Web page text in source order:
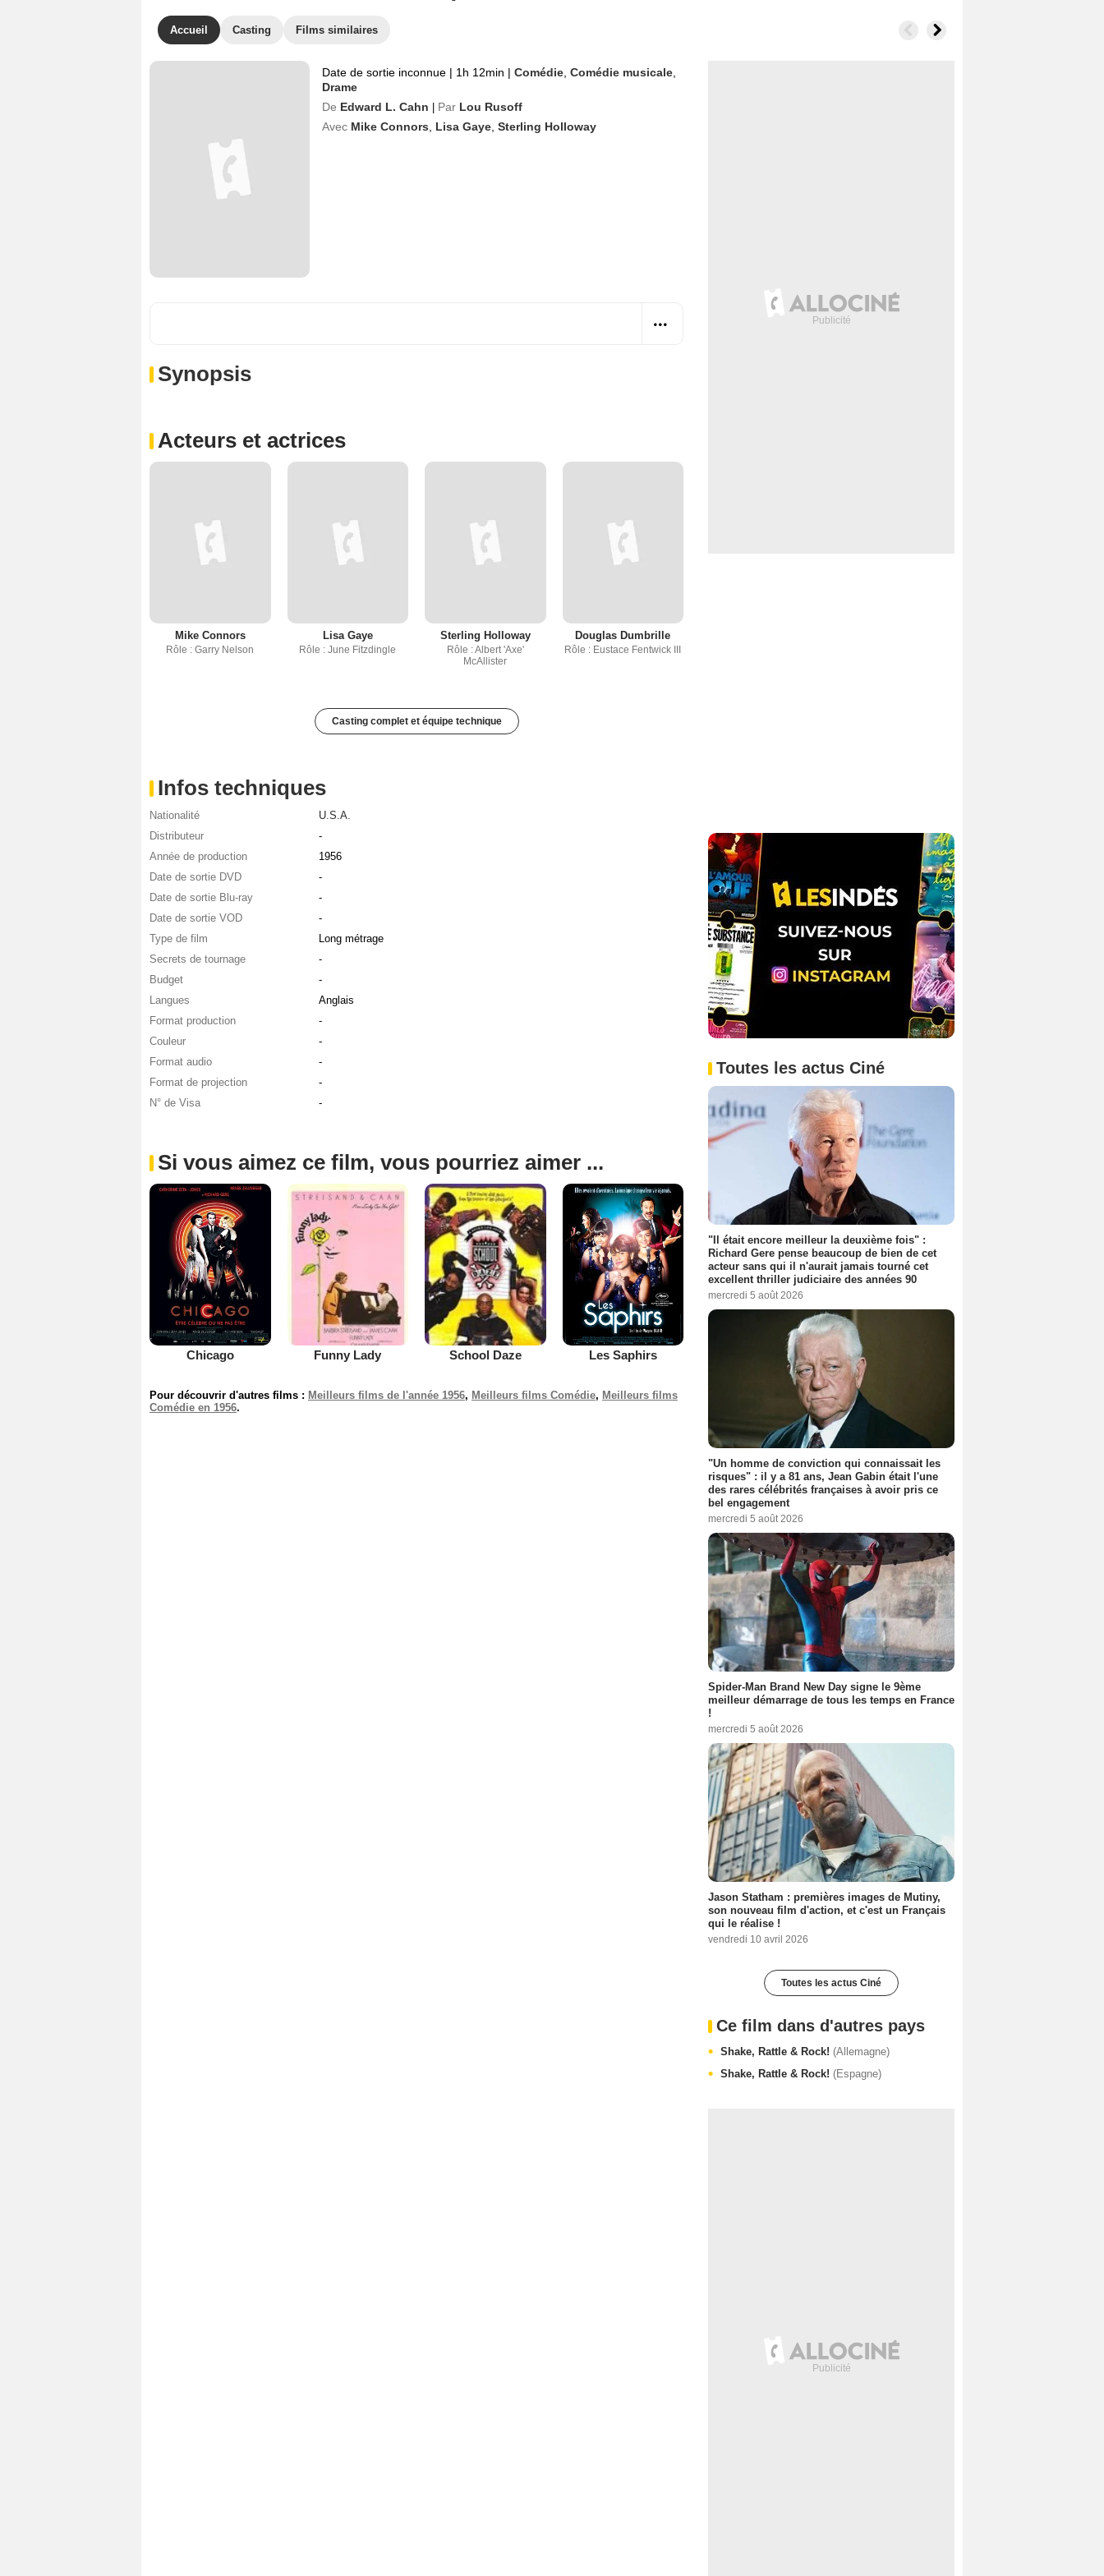
Accueil Casting Films similaires
Date de sortie inconnue | 1h 12min | Comédie Comédie musicale
Drame
De Edward L. Cahn Par Lou Rusoff
Avec Mike Connors Lisa Gaye Sterling Holloway
Synopsis
Acteurs et actrices
Mike Connors
Rôle : Garry Nelson
Lisa Gaye
Rôle : June Fitzdingle
Sterling Holloway
Rôle : Albert 'Axe'
McAllister
Douglas Dumbrille
Rôle : Eustace Fentwick III
Casting complet et équipe technique
Infos techniques
Nationalité
U.S.A.
Distributeur
-
Année de production
1956
Date de sortie DVD
-
Date de sortie Blu-ray
-
Date de sortie VOD
-
Type de film
Long métrage
Secrets de tournage
-
Budget
-
Langues
Anglais
Format production
-
Couleur
-
Format audio
-
Format de projection
-
N° de Visa
-
Si vous aimez ce film, vous pourriez aimer ...
Chicago Funny Lady School Daze Les Saphirs
Pour découvrir d'autres films : Meilleurs films de l'année 1956, Meilleurs films Comédie, Meilleurs films
Comédie en 1956.
Toutes les actus Ciné
"Il était encore meilleur la deuxième fois" :
Richard Gere pense beaucoup de bien de cet
acteur sans qui il n'aurait jamais tourné cet
excellent thriller judiciaire des années 90
mercredi 5 août 2026
"Un homme de conviction qui connaissait les
risques" : il y a 81 ans, Jean Gabin était l'une
des rares célébrités françaises à avoir pris ce
bel engagement
mercredi 5 août 2026
Spider-Man Brand New Day signe le 9ème
meilleur démarrage de tous les temps en France
!
mercredi 5 août 2026
Jason Statham : premières images de Mutiny,
son nouveau film d'action, et c'est un Français
qui le réalise !
vendredi 10 avril 2026
Toutes les actus Ciné
Ce film dans d'autres pays
Shake, Rattle & Rock! (Allemagne)
Shake, Rattle & Rock! (Espagne)